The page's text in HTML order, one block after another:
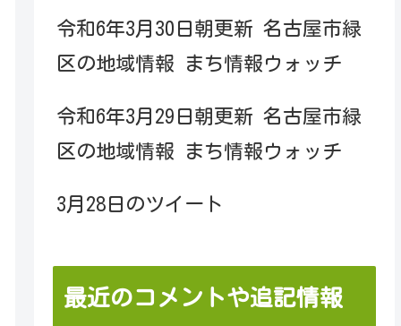
令和6年3月30日朝更新 名古屋市緑
区の地域情報 まち情報ウォッチ
令和6年3月29日朝更新 名古屋市緑
区の地域情報 まち情報ウォッチ
3月28日のツイート
最近のコメントや追記情報